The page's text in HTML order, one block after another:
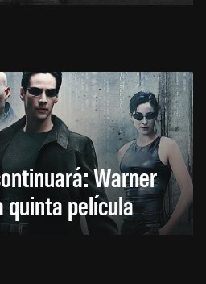
Warner
quinta película